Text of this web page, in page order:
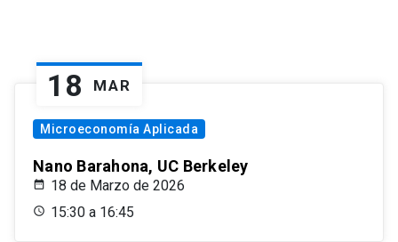
18 MAR
Microeconomía Aplicada
Nano Barahona, UC Berkeley
18 de Marzo de 2026
15:30 a 16:45